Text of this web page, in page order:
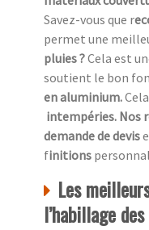
Savez-vous que r
permet une
pluies ?Cela est
soutient le bon
en aluminium.
intempéries. Nos
demande de devis
finitions
Les
l’habillage